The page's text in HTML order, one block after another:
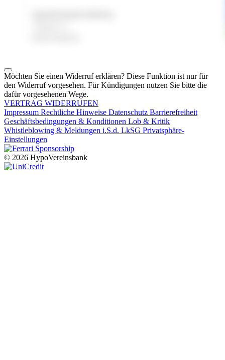
Möchten Sie einen Widerruf erklären? Diese Funktion ist nur für
den Widerruf vorgesehen. Für Kündigungen nutzen Sie bitte die
dafür vorgesehenen Wege.
VERTRAG WIDERRUFEN
Impressum Rechtliche Hinweise Datenschutz Barrierefreiheit
Geschäftsbedingungen & Konditionen Lob & Kritik
Whistleblowing & Meldungen i.S.d. LkSG Privatsphäre-
Einstellungen
© 2026 HypoVereinsbank